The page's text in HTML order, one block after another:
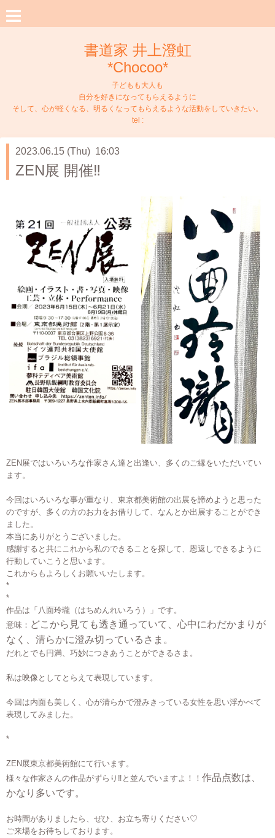
書道家 井上澄虹
*Chocoo*
子どもも大人も
自分を好きになってもらえるように
そして、心が軽くなる、明るくなってもらえるような活動をしていきたい。
tel :
2023.06.15 (Thu) 16:03
ZEN展 開催‼️
ZEN展ではいろいろな作家さん達と出逢い、多くのご縁をいただいてい
ます。
今回はいろいろな事が重なり、東京都美術館の出展を諦めようと思った
のですが、多くの方のお力をお借りして、なんとか出展することができ
ました。
本当にありがとうございました。
感謝すると共にこれから私のできることを探して、恩返しできるように
行動していこうと思います。
これからもよろしくお願いいたします。
*
*
作品は「八面玲瓏（はちめんれいろう）」です。
意味： どこから見ても透き通っていて、心中にわだかまりが
なく、清らかに澄み切っているさま。
だれとでも円満、巧妙につきあうことができるさま。
私は映像としてとらえて表現しています。
今回は内面も美しく、心が清らかで澄みきっている女性を思い浮かべて
表現してみました。
*
ZEN展東京都美術館にて行います。
様々な作家さんの作品がずらり‼️と並んでいますよ！！ 作品点数は、
かなり多いです。
お時間がありましたら、ぜひ、お立ち寄りください♡
ご来場をお待ちしております。